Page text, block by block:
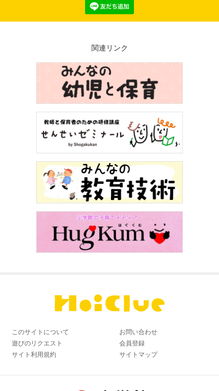
関連リンク
このサイトについて
お問い合わせ
遊びのリクエスト
会員登録
サイト利用規約
サイトマップ